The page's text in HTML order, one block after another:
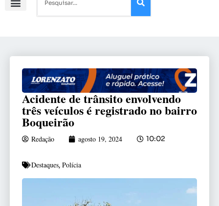
Acidente de trânsito envolvendo
três veículos é registrado no bairro
Boqueirão
Redação agosto 19, 2024 10:02
Destaques, Polícia